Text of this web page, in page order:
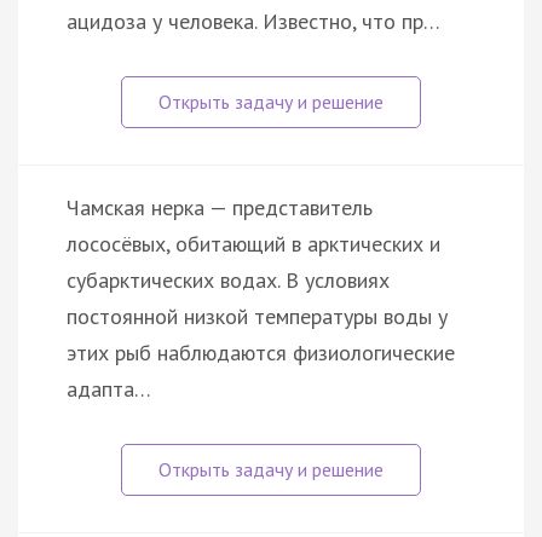
ацидоза у человека. Известно, что пр…
Чамская нерка — представитель
лососёвых, обитающий в арктических и
субарктических водах. В условиях
постоянной низкой температуры воды у
этих рыб наблюдаются физиологические
адапта…